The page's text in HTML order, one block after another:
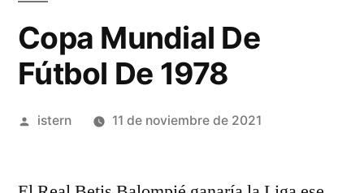
Copa Mundial De
Fútbol De 1978
Publicado
istern 11 de noviembre de 2021